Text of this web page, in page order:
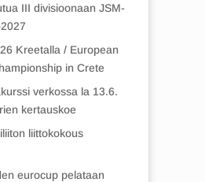
III divisioonaan JSM-
Kreetalla / European
in Crete
verkossa la 13.6.
kertauskoe
liittokokous
eurocup pelataan